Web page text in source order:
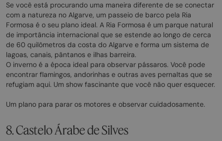
Se você está procurando uma maneira diferente de se conectar
com a natureza no Algarve, um passeio de barco pela Ria
Formosa é o seu plano ideal. A Ria Formosa é um parque natural
de importância internacional que se estende ao longo de cerca
de 60 quilômetros da costa do Algarve e forma um sistema de
lagoas, canais, pântanos e ilhas barreira.
O inverno é a época ideal para observar pássaros. Você pode
encontrar flamingos, andorinhas e outras aves pernaltas que se
refugiam aqui. Um show fascinante que você não quer esquecer.
Um plano para parar os motores e observar cuidadosamente.
8. Castelo Árabe de Silves